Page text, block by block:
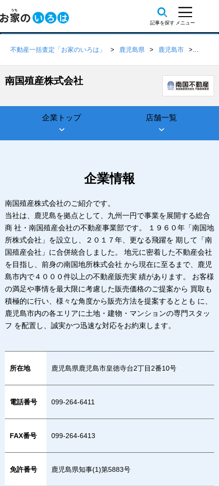
不動産一括査定「お家のいろは」 鹿児島県 鹿児島市
南国殖産株式会社
企業トップ 店舗一覧
企業情報
南国殖産株式会社のご紹介です。
当社は、鹿児島を拠点として、九州一円で事業を展開する総合
商 社・南国殖産会社の不動産事業部です。 １９６０年「南国地
所株式会社」を設立し、２０１７年、更なる飛躍を 期して「南
国殖産会社」に合併統合しました。 地元に密着した不動産会社
を目指し、前身の南国地所株式会社 から現在に至るまで、鹿児
島市内で４０００件以上の不動産販売実 績があります。 お客様
の満足や事情を最大限に考慮した販売価格のご提案から 買取も
積極的に行い、様々な角度から販売方法を提案するととも に、
鹿児島市内の各エリアに土地・建物・マンションの専門スタッ
フ を配置し、誠実かつ迅速な対応をお約束します。
所在地 鹿児島県鹿児島市皇徳寺台2丁目2番10号
電話番号 099-264-6411
FAX番号 099-264-6413
免許番号 鹿児島県知事(1)第5883号